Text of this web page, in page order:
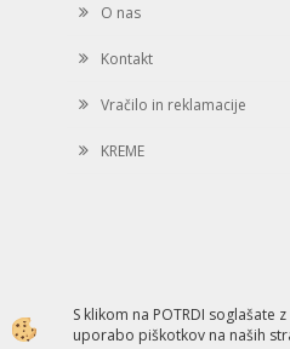
O nas
Kontakt
Vračilo in reklamacije
KREME
Izdelava spletne trgovine
S klikom na POTRDI soglašate z
uporabo piškotkov na naših